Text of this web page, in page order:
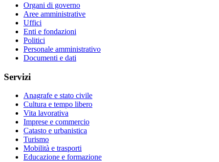
Organi di governo
Aree amministrative
Uffici
Enti e fondazioni
Politici
Personale amministrativo
Documenti e dati
Servizi
Anagrafe e stato civile
Cultura e tempo libero
Vita lavorativa
Imprese e commercio
Catasto e urbanistica
Turismo
Mobilità e trasporti
Educazione e formazione